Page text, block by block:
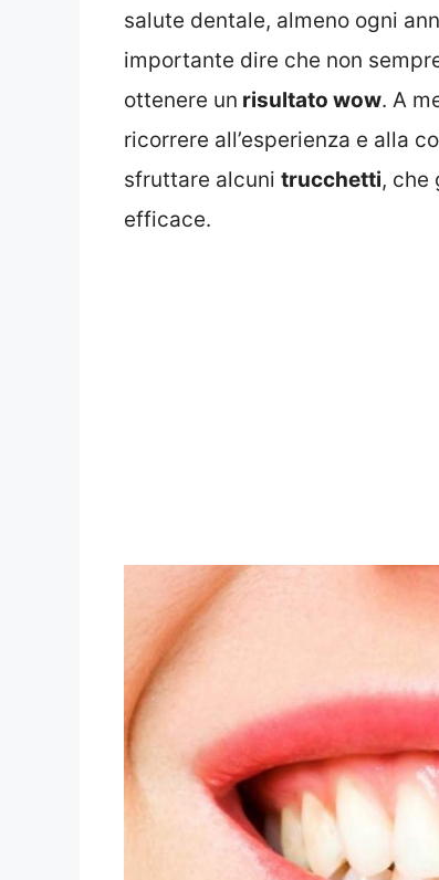
salute dentale, almeno ogni
importante dire che non
ottenere un risultato wow. A
ricorrere all’esperienza e alla
sfruttare alcuni trucchetti, che
efficace.